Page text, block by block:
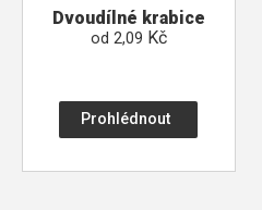
Dvoudílné krabice
od 2,09 Kč
Prohlédnout